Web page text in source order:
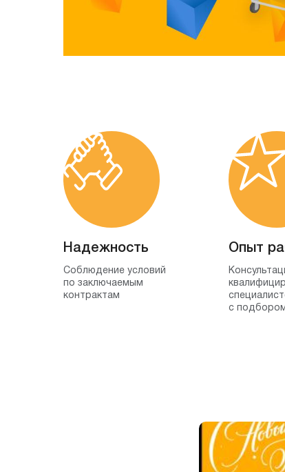
Надежность
Соблюдение условий
по заключаемым
контрактам
Опыт
с